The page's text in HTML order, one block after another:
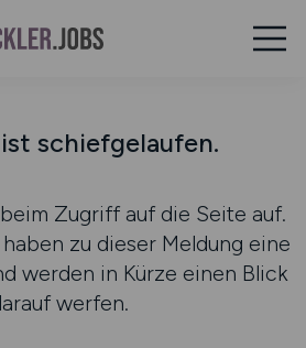
schiefgelaufen.
Zugriff auf die Seite auf.
zu dieser Meldung eine
werden in Kürze einen Blick
werfen.